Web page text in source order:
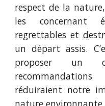
respect de la
les concernant
regrettables et
un départ assis.
proposer un
réduiraient notre
nature environnante.